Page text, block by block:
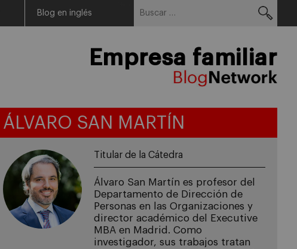
Blog en inglés
Empresa familiar
ÁLVARO SAN MARTÍN
Titular de la Cátedra
Álvaro San Martín es profesor del
Departamento de Dirección de
Personas en las Organizaciones y
director académico del Executive
MBA en Madrid. Como
investigador, sus trabajos tratan